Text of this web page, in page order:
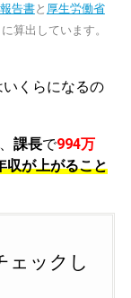
告書と 厚生労働省
算出しています。
くらになるの
課長で994万
収が上がること
ェックし